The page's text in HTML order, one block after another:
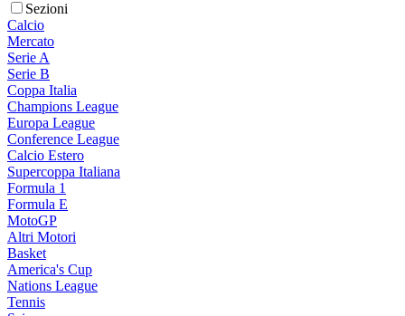
Sezioni
Calcio
Mercato
Serie A
Serie B
Coppa Italia
Champions League
Europa League
Conference League
Calcio Estero
Supercoppa Italiana
Formula 1
Formula E
MotoGP
Altri Motori
Basket
America's Cup
Nations League
Tennis